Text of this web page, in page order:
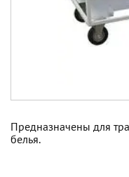
Предназначены для
белья.